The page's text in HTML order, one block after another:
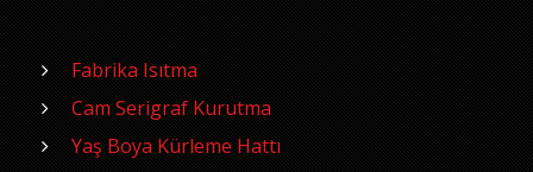
Fabrika Isıtma
Cam Serigraf Kurutma
Yaş Boya Kürleme Hattı